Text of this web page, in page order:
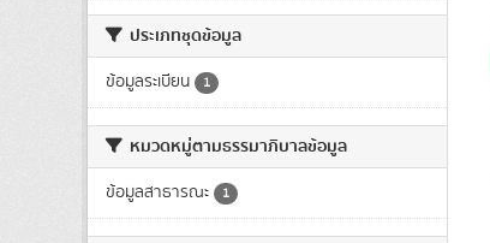
ประเภทชุดข้อมูล
ข้อมูลระเบียน 1
หมวดหมู่ตามธรรมาภิบาลข้อมูล
ข้อมูลสาธารณะ 1